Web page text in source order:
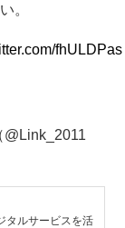
。
fhULDPas
タルサービスを活